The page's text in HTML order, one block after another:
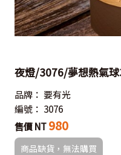
夜燈/3076/夢想熱氣
品牌： 要有光
編號： 3076
售價 NT 980
商品缺貨，無法購買